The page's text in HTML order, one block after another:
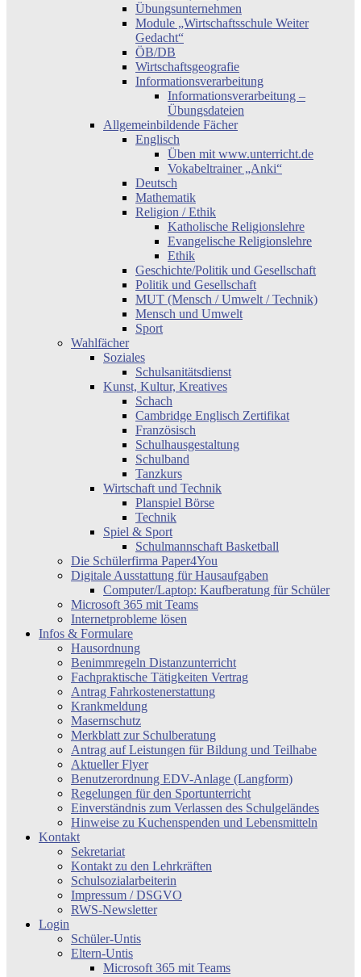
Übungsunternehmen
Module „Wirtschaftsschule Weiter
Gedacht“
ÖB/DB
Wirtschaftsgeografie
Informationsverarbeitung
Informationsverarbeitung –
Übungsdateien
Allgemeinbildende Fächer
Englisch
Üben mit www.unterricht.de
Vokabeltrainer „Anki“
Deutsch
Mathematik
Religion / Ethik
Katholische Religionslehre
Evangelische Religionslehre
Ethik
Geschichte/Politik und Gesellschaft
Politik und Gesellschaft
MUT (Mensch / Umwelt / Technik)
Mensch und Umwelt
Sport
Wahlfächer
Soziales
Schulsanitätsdienst
Kunst, Kultur, Kreatives
Schach
Cambridge Englisch Zertifikat
Französisch
Schulhausgestaltung
Schulband
Tanzkurs
Wirtschaft und Technik
Planspiel Börse
Technik
Spiel & Sport
Schulmannschaft Basketball
Die Schülerfirma Paper4You
Digitale Ausstattung für Hausaufgaben
Computer/Laptop: Kaufberatung für Schüler
Microsoft 365 mit Teams
Internetprobleme lösen
Infos & Formulare
Hausordnung
Benimmregeln Distanzunterricht
Fachpraktische Tätigkeiten Vertrag
Antrag Fahrkostenerstattung
Krankmeldung
Masernschutz
Merkblatt zur Schulberatung
Antrag auf Leistungen für Bildung und Teilhabe
Aktueller Flyer
Benutzerordnung EDV-Anlage (Langform)
Regelungen für den Sportunterricht
Einverständnis zum Verlassen des Schulgeländes
Hinweise zu Kuchenspenden und Lebensmitteln
Kontakt
Sekretariat
Kontakt zu den Lehrkräften
Schulsozialarbeiterin
Impressum / DSGVO
RWS-Newsletter
Login
Schüler-Untis
Eltern-Untis
Microsoft 365 mit Teams